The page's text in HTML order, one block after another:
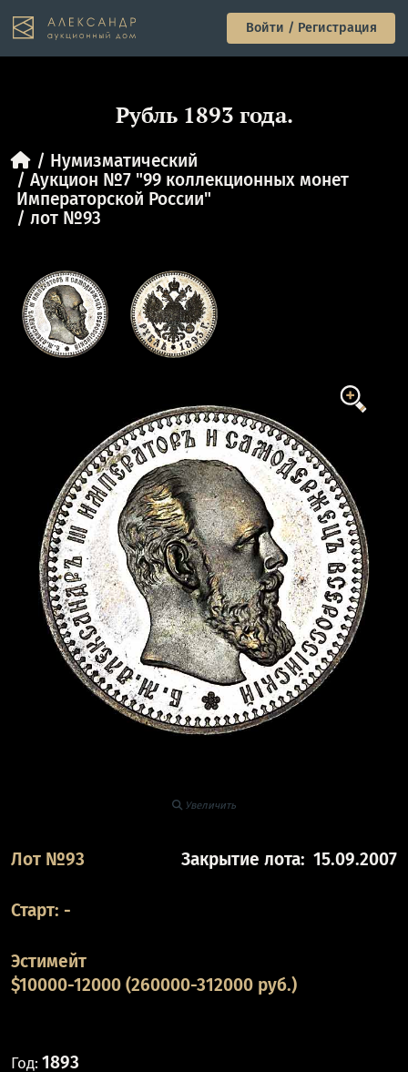
Войти / Регистрация
Рубль 1893 года.
Нумизматический
Аукцион №7 "99 коллекционных монет
Императорской России"
лот №93
Увеличить
Лот №93 Закрытие лота: 15.09.2007
Старт: -
Эстимейт
$10000-12000 (260000-312000 руб.)
Год: 1893